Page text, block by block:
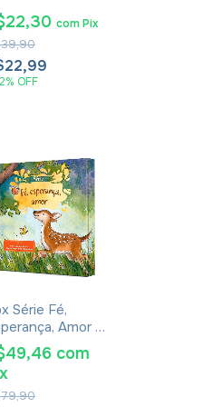
Quentes
% OFF
comPix
Série Fé,
Amor -
Parker com